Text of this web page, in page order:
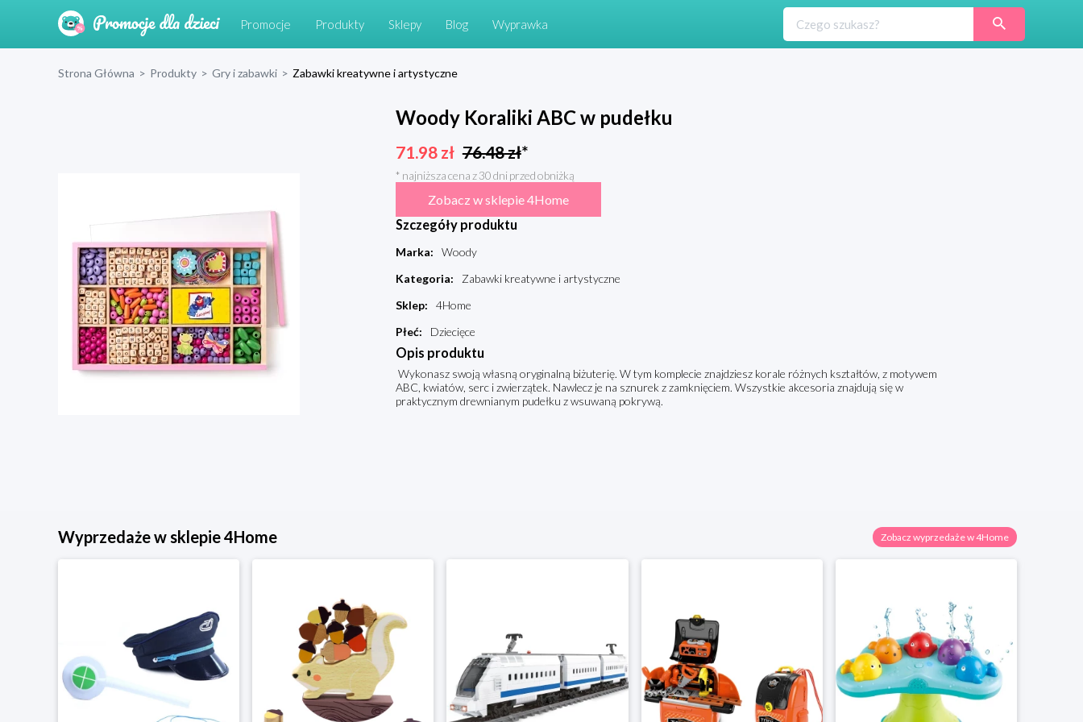
Promocje Produkty Sklepy Blog Wyprawka
Strona Główna > Produkty > Gry i zabawki > Zabawki kreatywne i artystyczne
Woody Koraliki ABC w pudełku
71.98zł 76.48zł*
* najniższa cena z 30 dni przed obniżką
Zobacz w sklepie 4Home
Szczegóły produktu
Marka:
Woody
Kategoria:
Zabawki kreatywne i artystyczne
Sklep:
4Home
Płeć: Dziecięce
Opis produktu
Wykonasz swoją własną oryginalną biżuterię. W tym komplecie znajdziesz korale różnych kształtów, z motywem
ABC, kwiatów, serc i zwierzątek. Nawlecz je na sznurek z zamknięciem. Wszystkie akcesoria znajdują się w
praktycznym drewnianym pudełku z wsuwaną pokrywą.
Wyprzedaże w sklepie 4Home Zobacz wyprzedaże w 4Home